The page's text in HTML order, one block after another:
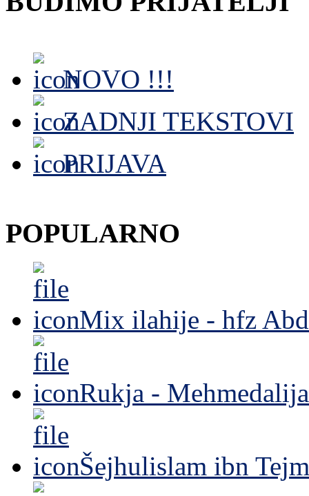
NOVO !!!
ZADNJI TEKSTOVI
PRIJAVA
POPULARNO
Mix ilahije - hfz
Rukja -
Šejhulislam ibn